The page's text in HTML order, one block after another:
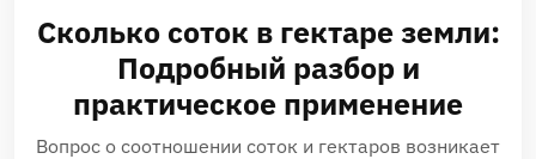
2025
Сколько соток в гектаре земли:
Подробный разбор и
практическое применение
Вопрос о соотношении соток и гектаров возникает